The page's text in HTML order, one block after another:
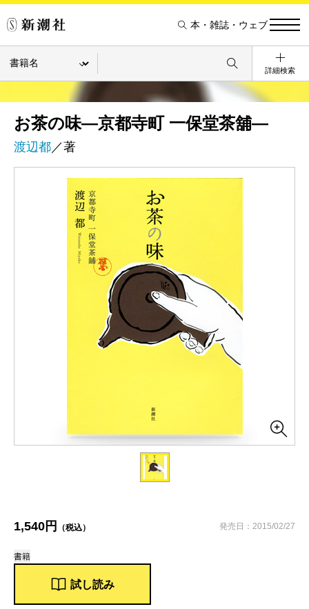
本・雑誌・ウェブ
詳細検索
お茶の味―京都寺町 一保堂茶舖―
渡辺都／著
1,540円 （税込） 発売日：2015/02/27
書籍
試し読み